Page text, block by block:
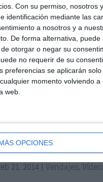
Con su permiso, nosotros
identificación mediante las
a nosotros y a
De forma alternativa,
otorgar o negar su
no requerir de su
preferencias se aplicarán
momento volviendo
web.
OPCIONES
de posición de
21, 2014 |Vendajes,